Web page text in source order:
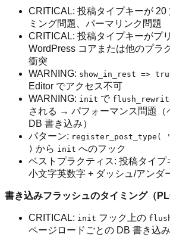
CRITICAL: 投稿タイプキーが
ミング問題、パーマリンク問題
CRITICAL: 投稿タイプキーがプ
WordPress コアまたは他のプラ
衝突
WARNING: show_in_rest =>
Editor でアクセス不可
WARNING: init で
される → パフォーマンス問題（
DB 書き込み）
パターン:
) から init へのフック
ベストプラクティス: 投稿タイプ
小文字英数字 + ダッシュ/アンダ
書き込みフラッシュのタイミング（
CRITICAL: init フック上の
ページロードごとの DB 書き込み